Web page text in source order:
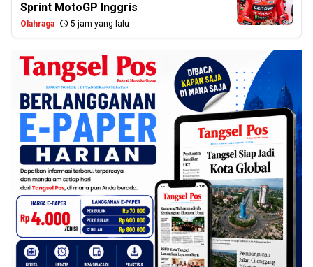
Sprint MotoGP Inggris
Olahraga 5 jam yang lalu